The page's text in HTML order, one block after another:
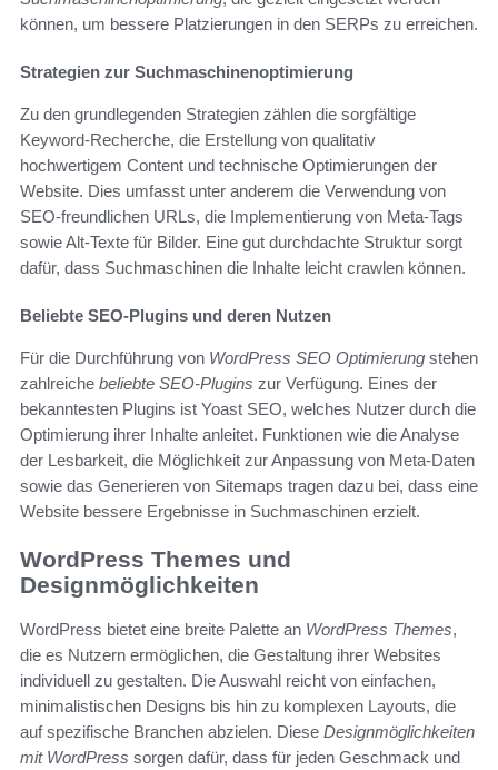
können, um bessere Platzierungen in den SERPs zu erreichen.
Strategien zur Suchmaschinenoptimierung
Zu den grundlegenden Strategien zählen die sorgfältige
Keyword-Recherche, die Erstellung von qualitativ
hochwertigem Content und technische Optimierungen der
Website. Dies umfasst unter anderem die Verwendung von
SEO-freundlichen URLs, die Implementierung von Meta-Tags
sowie Alt-Texte für Bilder. Eine gut durchdachte Struktur sorgt
dafür, dass Suchmaschinen die Inhalte leicht crawlen können.
Beliebte SEO-Plugins und deren Nutzen
Für die Durchführung von WordPress SEO Optimierung stehen
zahlreiche beliebte SEO-Plugins zur Verfügung. Eines der
bekanntesten Plugins ist Yoast SEO, welches Nutzer durch die
Optimierung ihrer Inhalte anleitet. Funktionen wie die Analyse
der Lesbarkeit, die Möglichkeit zur Anpassung von Meta-Daten
sowie das Generieren von Sitemaps tragen dazu bei, dass eine
Website bessere Ergebnisse in Suchmaschinen erzielt.
WordPress Themes und
Designmöglichkeiten
WordPress bietet eine breite Palette an WordPress Themes,
die es Nutzern ermöglichen, die Gestaltung ihrer Websites
individuell zu gestalten. Die Auswahl reicht von einfachen,
minimalistischen Designs bis hin zu komplexen Layouts, die
auf spezifische Branchen abzielen. Diese Designmöglichkeiten
mit WordPress sorgen dafür, dass für jeden Geschmack und